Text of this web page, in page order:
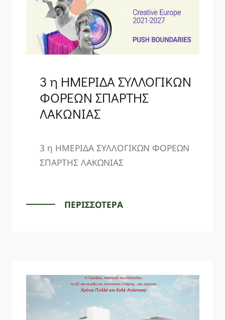
3 η ΗΜΕΡΙΔΑ ΣΥΛΛΟΓΙΚΩΝ
ΦΟΡΕΩΝ ΣΠΑΡΤΗΣ
ΛΑΚΩΝΙΑΣ
3 η ΗΜΕΡΙΔΑ ΣΥΛΛΟΓΙΚΩΝ ΦΟΡΕΩΝ
ΣΠΑΡΤΗΣ ΛΑΚΩΝΙΑΣ
ΠΕΡΙΣΣΟΤΕΡΑ